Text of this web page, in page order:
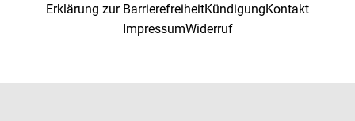
Erklärung zur BarrierefreiheitKündigungKontakt
ImpressumWiderruf